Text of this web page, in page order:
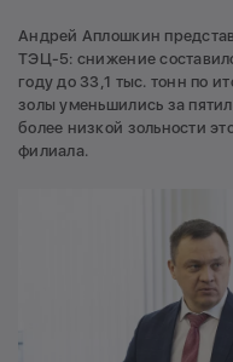
Андрей Аплошкин
ТЭЦ-5: снижение
году до 33,1 тыс. тонн по
золы уменьшились за
более низкой зольности
филиала.